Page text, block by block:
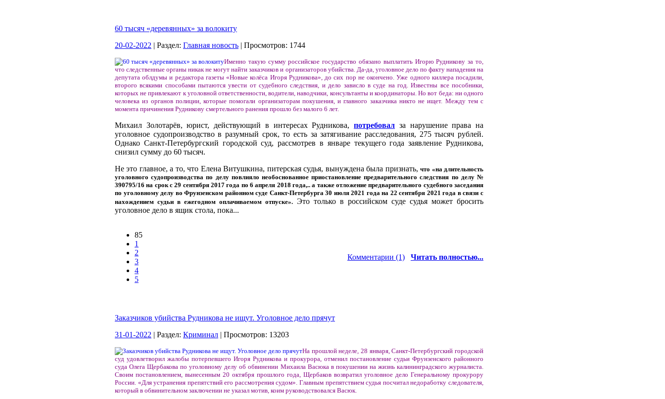
60 тысяч «деревянных» за волокиту
20-02-2022 | Раздел: Главная новость | Просмотров: 1744
Именно такую сумму российское государство обязано выплатить Игорю Рудникову за то,
что следственные органы никак не могут найти заказчиков и организаторов убийства. Да-да, уголовное дело по факту нападения на
депутата облдумы и редактора газеты «Новые колёса Игоря Рудникова», до сих пор не окончено. Уже одного киллера посадили,
второго всякими способами пытаются увести от судебного следствия, и дело зависло в суде на год. Известны все пособники,
которых не привлекают к уголовной ответственности, водители, наводчики, консультанты и координаторы. Но вот беда: ни одного
человека из органов полиции, которые помогали организаторам покушения, и главного заказчика никто не ищет. Между тем с
момента причинения Рудникову смертельного ранения прошло без малого 6 лет.
Михаил Золотарёв, юрист, действующий в интересах Рудникова,потребовал за нарушение права на
уголовное судопроизводство в разумный срок, то есть за затягивание расследования, 275 тысяч рублей.
Однако Санкт-Петербургский городской суд, рассмотрев в январе текущего года заявление Рудникова,
снизил сумму до 60 тысяч.
Не это главное, а то, что Елена Витушкина, питерская судья, вынуждена была признать,что «на длительность
уголовного судопроизводства по делу повлияло необоснованное приостановление предварительного следствия по делу №
390795/16 на срок с 29 сентября 2017 года по 6 апреля 2018 года,.. а также отложение предварительного судебного заседания
по уголовному делу во Фрунзенском районном суде Санкт-Петербурга 30 июля 2021 года на 22 сентября 2021 года в связи с
нахождением судьи в ежегодном оплачиваемом отпуске». Это только в российском суде судья может бросить
уголовное дело в ящик стола, пока...
85
1
2
3
4
5
Комментарии (1) Читать полностью...
Заказчиков убийства Рудникова не ищут. Уголовное дело прячут
31-01-2022 | Раздел: Криминал | Просмотров: 13203
На прошлой неделе, 28 января, Санкт-Петербургский городской
суд удовлетворил жалобы потерпевшего Игоря Рудникова и прокурора, отменил постановление судьи Фрунзенского районного
суда Олега Щербакова по уголовному делу об обвинении Михаила Васюка в покушении на жизнь калининградского журналиста.
Своим постановлением, вынесенным 20 октября прошлого года, Щербаков возвратил уголовное дело Генеральному прокурору
России. «Для устранения препятствий его рассмотрения судом». Главным препятствием судья посчитал недоработку следователя,
который в обвинительном заключении не указал мотив, коим руководствовался Васюк.